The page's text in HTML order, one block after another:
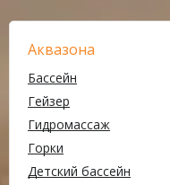
Аквазона
Бассейн
Гейзер
Гидромассаж
Горки
Детский бассейн